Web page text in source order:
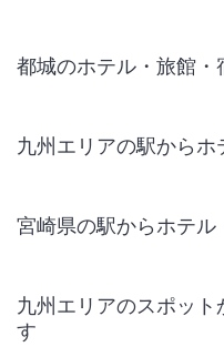
都城のホテル・旅館・
九州エリアの駅から
宮崎県の駅からホテル
九州エリアのスポッ
す